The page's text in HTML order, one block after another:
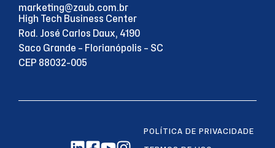
marketing@zaub.com.br
High Tech Business Center
Rod. José Carlos Daux, 4190
Saco Grande – Florianópolis – SC
CEP 88032-005
POLÍTICA DE PRIVACIDADE